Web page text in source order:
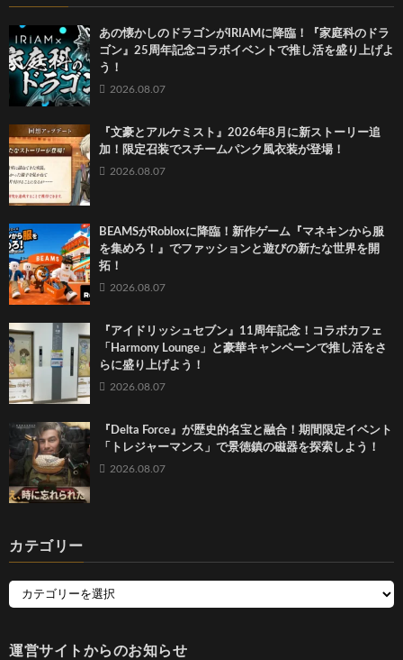
あの懐かしのドラゴンがIRIAMに降臨！『家庭科のドラ
ゴン』25周年記念コラボイベントで推し活を盛り上げよ
う！
2026.08.07
『文豪とアルケミスト』2026年8月に新ストーリー追
加！限定召装でスチームパンク風衣装が登場！
2026.08.07
BEAMSがRobloxに降臨！新作ゲーム『マネキンから服
を集めろ！』でファッションと遊びの新たな世界を開
拓！
2026.08.07
『アイドリッシュセブン』11周年記念！コラボカフェ
「Harmony Lounge」と豪華キャンペーンで推し活をさ
らに盛り上げよう！
2026.08.07
『Delta Force』が歴史的名宝と融合！期間限定イベント
「トレジャーマンス」で景徳鎮の磁器を探索しよう！
2026.08.07
カテゴリー
運営サイトからのお知らせ